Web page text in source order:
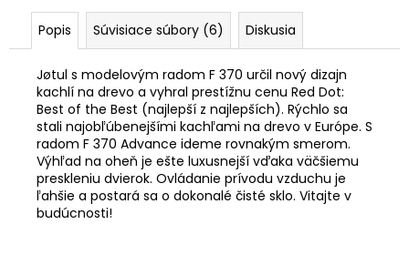
Popis Súvisiace súbory (6) Diskusia
Jøtul s modelovým radom F 370 určil nový dizajn
kachlí na drevo a vyhral prestížnu cenu Red Dot:
Best of the Best (najlepší z najlepších). Rýchlo sa
stali najobľúbenejšími kachľami na drevo v Európe. S
radom F 370 Advance ideme rovnakým smerom.
Výhľad na oheň je ešte luxusnejší vďaka väčšiemu
preskleniu dvierok. Ovládanie prívodu vzduchu je
ľahšie a postará sa o dokonalé čisté sklo. Vitajte v
budúcnosti!